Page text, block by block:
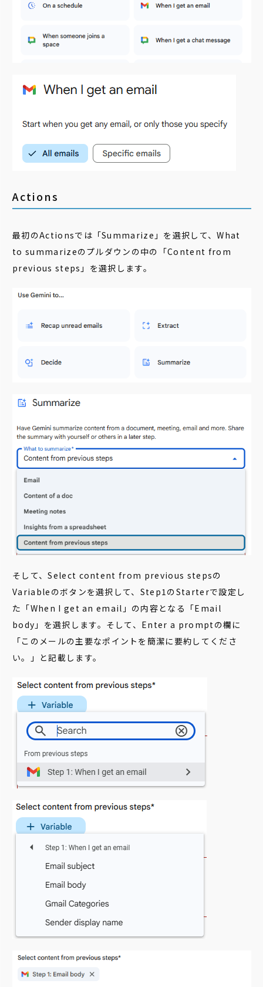
Actions
最初のActionsでは「Summarize」を選択して、What
to summarizeのプルダウンの中の「Content from
previous steps」を選択します。
そして、Select content from previous stepsの
Variableのボタンを選択して、Step1のStarterで設定し
た「When I get an email」の内容となる「Email
body」を選択します。そして、Enter a promptの欄に
「このメールの主要なポイントを簡潔に要約してくださ
い。」と記載します。